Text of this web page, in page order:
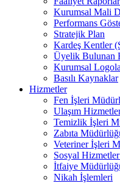
Kurumsal Mali
Performans
Stratejik Plan
Kardeş Kentler
Üyelik Bulunan
Kurumsal
Basılı Kaynaklar
Hizmetler
Fen İşleri
Ulaşım
Temizlik İşleri
Zabıta
Veteriner İşleri
Sosyal
İtfaiye
Nikah İşlemleri